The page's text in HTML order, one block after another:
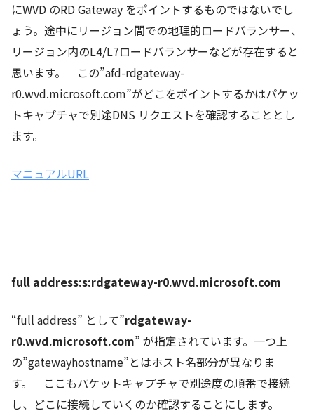
にWVD のRD Gateway をポイントするものではないでし
ょう。途中にリージョン間での地理的ロードバランサー、
リージョン内のL4/L7ロードバランサーなどが存在すると
思います。 この”afd-rdgateway-
r0.wvd.microsoft.com”がどこをポイントするかはパケッ
トキャプチャで別途DNS リクエストを確認することとし
ます。
マニュアルURL
full address:s:rdgateway-r0.wvd.microsoft.com
“full address” として”rdgateway-
r0.wvd.microsoft.com” が指定されています。一つ上
の”gatewayhostname”とはホスト名部分が異なりま
す。 ここもパケットキャプチャで別途度の順番で接続
し、どこに接続していくのか確認することにします。